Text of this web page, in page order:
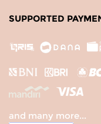
SUPPORTED
and many more...